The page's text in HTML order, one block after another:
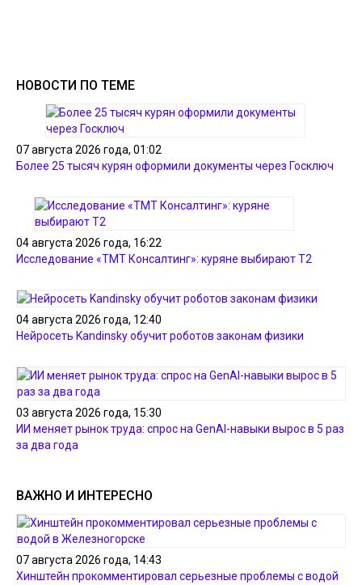
НОВОСТИ ПО ТЕМЕ
07 августа 2026 года, 01:02
Более 25 тысяч курян оформили документы через Госключ
04 августа 2026 года, 16:22
Исследование «ТМТ Консалтинг»: куряне выбирают Т2
04 августа 2026 года, 12:40
Нейросеть Kandinsky обучит роботов законам физики
03 августа 2026 года, 15:30
ИИ меняет рынок труда: спрос на GenAI-навыки вырос в 5 раз
за два года
ВАЖНО И ИНТЕРЕСНО
07 августа 2026 года, 14:43
Хинштейн прокомментировал серьезные проблемы с водой